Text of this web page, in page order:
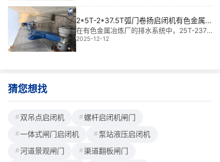
安全、**运行的核心节点。这类闸门集智能
控制、耐久结构与**启闭于一体，广泛应用
于水
2*5T-2*37.5T弧门卷扬启闭机有色金属
冶炼排水与现有工程适配方案|智能**、**
匹配的工程利器
在有色金属冶炼厂的排水系统中，25T-237.5
T弧门卷扬启闭机不仅是关键设备，更是保障
生产安全与环保合规的核心。它能实现对大
2025-12-12
猜您想找
双吊点启闭机
螺杆启闭机闸门
一体式闸门启闭机
泵站液压启闭机
河道景观闸门
渠道翻板闸门